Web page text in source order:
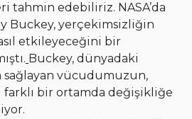
tahmin edebiliriz. NASA’da
Buckey, yerçekimsizliğin
etkileyeceğini bir
Buckey, dünyadaki
vücudumuzun,
farklı bir ortamda değişikliğe